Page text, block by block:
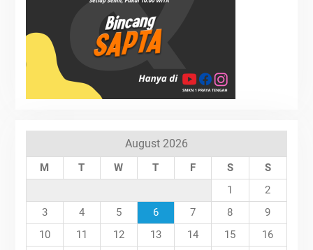
August 2026
M T W T F S
S
1
2
3
4 5 6 7 8
9
10
11 12 13 14 15
16